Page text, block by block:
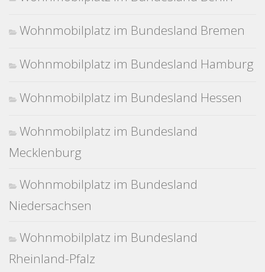
Wohnmobilplatz im Bundesland Bremen
Wohnmobilplatz im Bundesland Hamburg
Wohnmobilplatz im Bundesland Hessen
Wohnmobilplatz im Bundesland
Mecklenburg
Wohnmobilplatz im Bundesland
Niedersachsen
Wohnmobilplatz im Bundesland
Rheinland-Pfalz